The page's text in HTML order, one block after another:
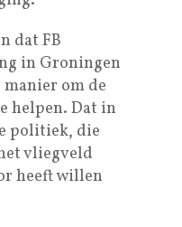
dat FB
in Groningen
om de
helpen. Dat in
politiek, die
vliegveld
heeft willen